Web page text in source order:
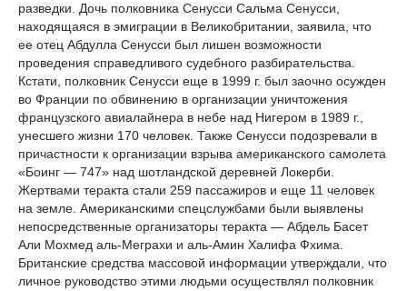
разведки. Дочь полковника Сенусси Сальма Сенусси,
находящаяся в эмиграции в Великобритании, заявила, что
ее отец Абдулла Сенусси был лишен возможности
проведения справедливого судебного разбирательства.
Кстати, полковник Сенусси еще в 1999 г. был заочно осужден
во Франции по обвинению в организации уничтожения
французского авиалайнера в небе над Нигером в 1989 г.,
унесшего жизни 170 человек. Также Сенусси подозревали в
причастности к организации взрыва американского самолета
«Боинг — 747» над шотландской деревней Локерби.
Жертвами теракта стали 259 пассажиров и еще 11 человек
на земле. Американскими спецслужбами были выявлены
непосредственные организаторы теракта — Абдель Басет
Али Мохмед аль-Меграхи и аль-Амин Халифа Фхима.
Британские средства массовой информации утверждали, что
личное руководство этими людьми осуществлял полковник